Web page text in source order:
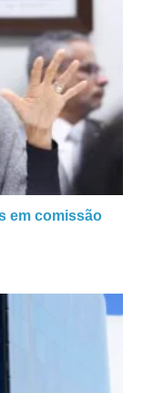
em comissão